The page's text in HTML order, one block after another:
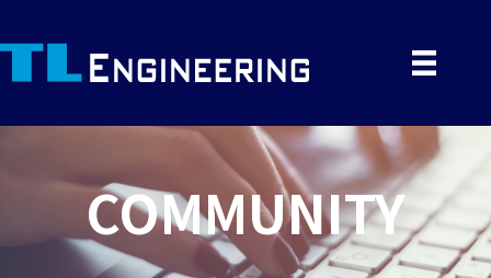
COMMUNITY